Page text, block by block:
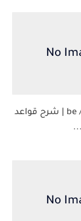
be / get used to | شرح قواعد